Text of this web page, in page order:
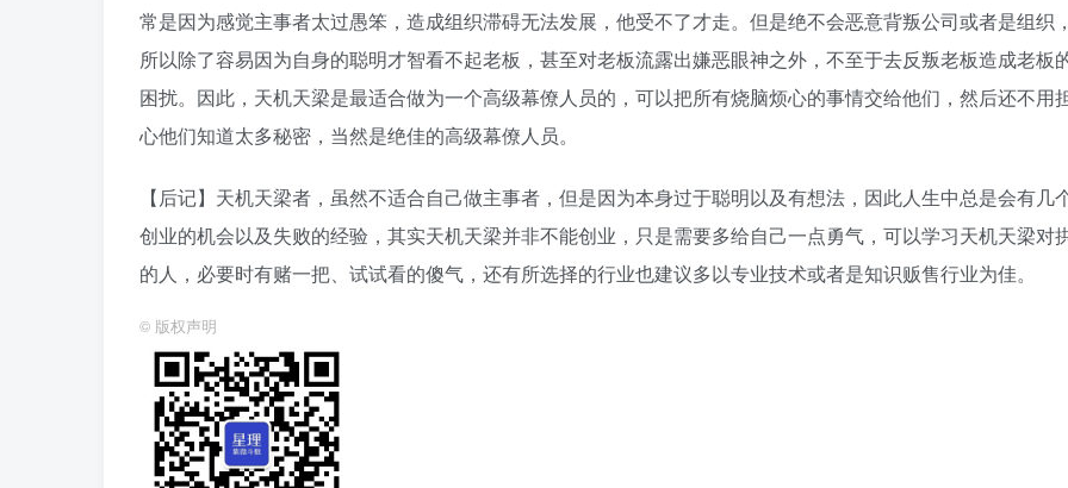
常是因为感觉主事者太过愚笨，造成组织滞碍无法发展，他受不了才走。但是绝不会恶意背叛公司或者是组织
所以除了容易因为自身的聪明才智看不起老板，甚至对老板流露出嫌恶眼神之外，不至于去反叛老板造成老板
困扰。因此，天机天梁是最适合做为一个高级幕僚人员的，可以把所有烧脑烦心的事情交给他们，然后还不用
心他们知道太多秘密，当然是绝佳的高级幕僚人员。
【后记】天机天梁者，虽然不适合自己做主事者，但是因为本身过于聪明以及有想法，因此人生中总是会有几
创业的机会以及失败的经验，其实天机天梁并非不能创业，只是需要多给自己一点勇气，可以学习天机天梁对
的人，必要时有赌一把、试试看的傻气，还有所选择的行业也建议多以专业技术或者是知识贩售行业为佳。
© 版权声明